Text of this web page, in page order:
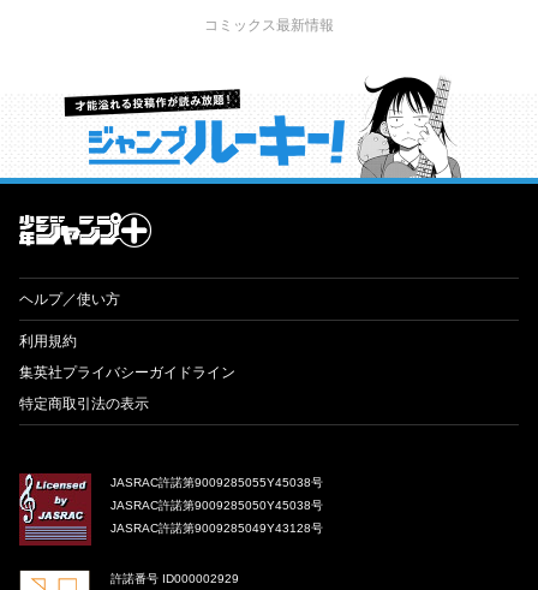
コミックス最新情報
才能溢れる投稿作が読み放題！ ジャンプルーキー！
ヘルプ／使い方
利用規約
集英社プライバシーガイドライン
特定商取引法の表示
JASRAC許諾第9009285055Y45038号
JASRAC許諾第9009285050Y45038号
JASRAC許諾第9009285049Y43128号
許諾番号 ID000002929